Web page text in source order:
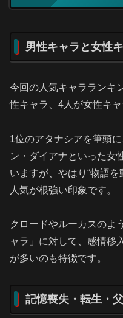
男性キャラと女性
今回の人気キャラランキ
性キャラ、4人が女性キ
1位のアタナシアを筆頭
ン・ダイアナといった女
いますが、やはり“物語
人気が根強い印象です。
クロードやルーカスのよ
ャラ」に対して、感情移
が多いのも特徴です。
記憶喪失・転生・